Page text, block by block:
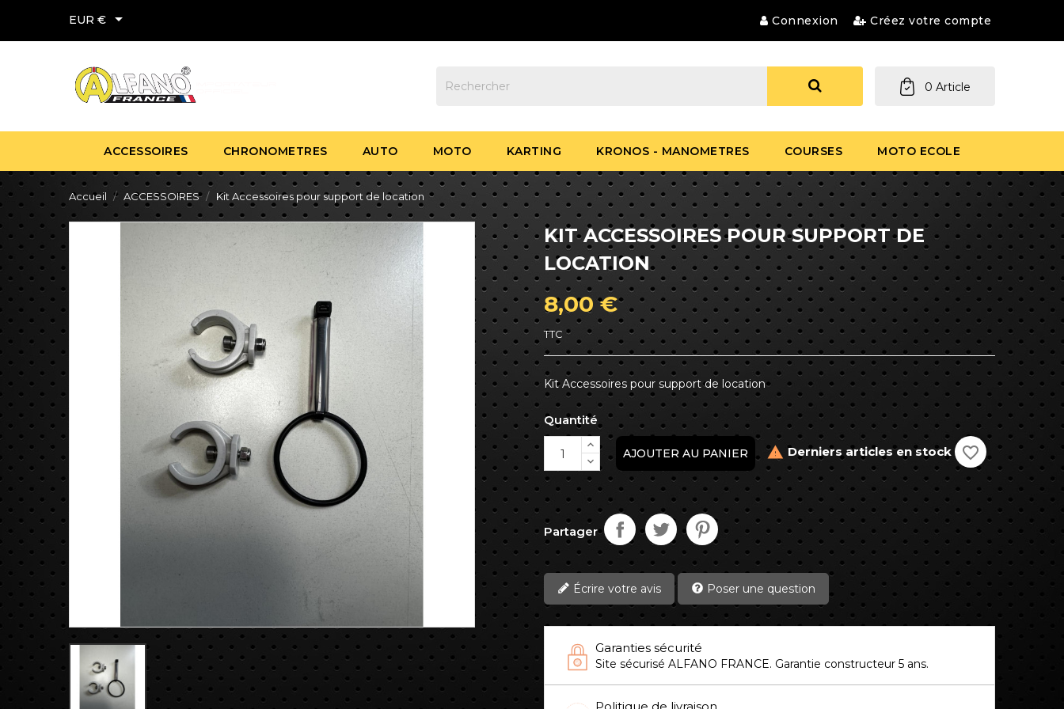
EUR €  Connexion Créez votre compte
0 Article
ACCESSOIRES CHRONOMETRES AUTO MOTO KARTING KRONOS - MANOMETRES COURSES MOTO ECOLE
Accueil ACCESSOIRES Kit Accessoires pour support de location
KIT ACCESSOIRES POUR SUPPORT DE
LOCATION
8,00 €
TTC
Kit Accessoires pour support de location
Quantité
 Derniers articles en stock
AJOUTER AU PANIER favorite_border
Partager
Écrire votre avis Poser une question
Garanties sécurité
Site sécurisé ALFANO FRANCE. Garantie constructeur 5 ans.